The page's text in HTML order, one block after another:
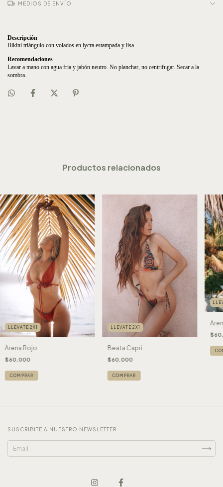
MEDIOS DE ENVÍO
Descripción
Bikini triángulo con volados en lycra estampada y lisa.
Recomendaciones
Lavar a mano con agua fria y jabón neutro. No planchar, no centrifugar. Secar a la
sombra.
Productos relacionados
LLEVATE 2X1
Arena Rojo
$60.000
COMPRAR
LLEVATE 2X1
Beata Capri
$60.000
COMPRAR
SUSCRIBITE A NUESTRO NEWSLETTER